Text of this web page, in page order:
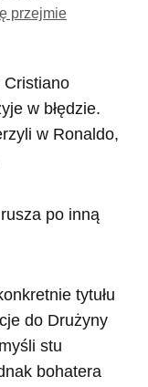
przejmie
Cristiano
w błędzie.
w Ronaldo,
tytułu
do Drużyny
stu
bohatera